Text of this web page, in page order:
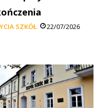
SZKÓŁ 22/07/2026